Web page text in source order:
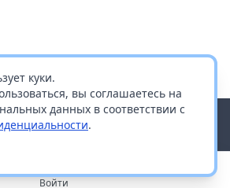
куки.
вы соглашаетесь на
данных в соответствии с
.
Войти